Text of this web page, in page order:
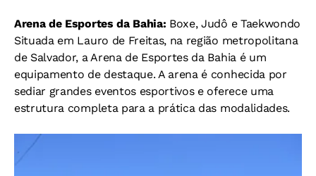
Arena de Esportes da Bahia: Boxe, Judô e Taekwondo
Situada em Lauro de Freitas, na região metropolitana
de Salvador, a Arena de Esportes da Bahia é um
equipamento de destaque. A arena é conhecida por
sediar grandes eventos esportivos e oferece uma
estrutura completa para a prática das modalidades.